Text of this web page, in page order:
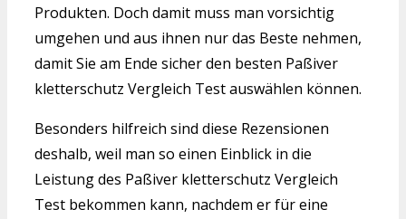
Produkten. Doch damit muss man vorsichtig
umgehen und aus ihnen nur das Beste nehmen,
damit Sie am Ende sicher den besten Paßiver
kletterschutz Vergleich Test auswählen können.
Besonders hilfreich sind diese Rezensionen
deshalb, weil man so einen Einblick in die
Leistung des Paßiver kletterschutz Vergleich
Test bekommen kann, nachdem er für eine